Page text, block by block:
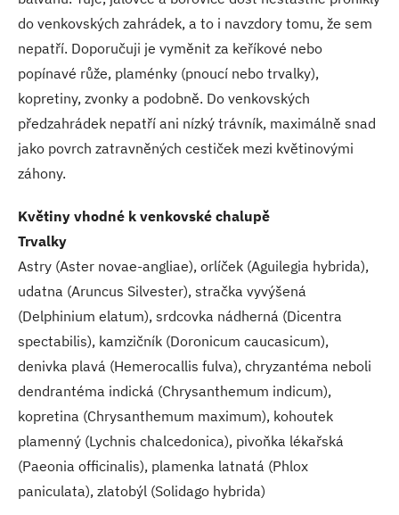
do venkovských zahrádek, a to i navzdory tomu, že sem
nepatří. Doporučuji je vyměnit za keříkové nebo
popínavé růže, plaménky (pnoucí nebo trvalky),
kopretiny, zvonky a podobně. Do venkovských
předzahrádek nepatří ani nízký trávník, maximálně snad
jako povrch zatravněných cestiček mezi květinovými
záhony.
Květiny vhodné k venkovské chalupě
Trvalky
Astry (Aster novae-angliae), orlíček (Aguilegia hybrida),
udatna (Aruncus Silvester), stračka vyvýšená
(Delphinium elatum), srdcovka nádherná (Dicentra
spectabilis), kamzičník (Doronicum caucasicum),
denivka plavá (Hemerocallis fulva), chryzantéma neboli
dendrantéma indická (Chrysanthemum indicum),
kopretina (Chrysanthemum maximum), kohoutek
plamenný (Lychnis chalcedonica), pivoňka lékařská
(Paeonia officinalis), plamenka latnatá (Phlox
paniculata), zlatobýl (Solidago hybrida)